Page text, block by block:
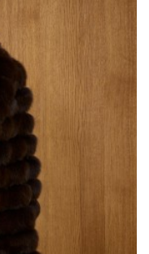
чёткий силуэт,
образу
для
она красиво
от холода в зимний
крой не
сочетать
с более
линия плеч и
ощущение уюта и
элегантным